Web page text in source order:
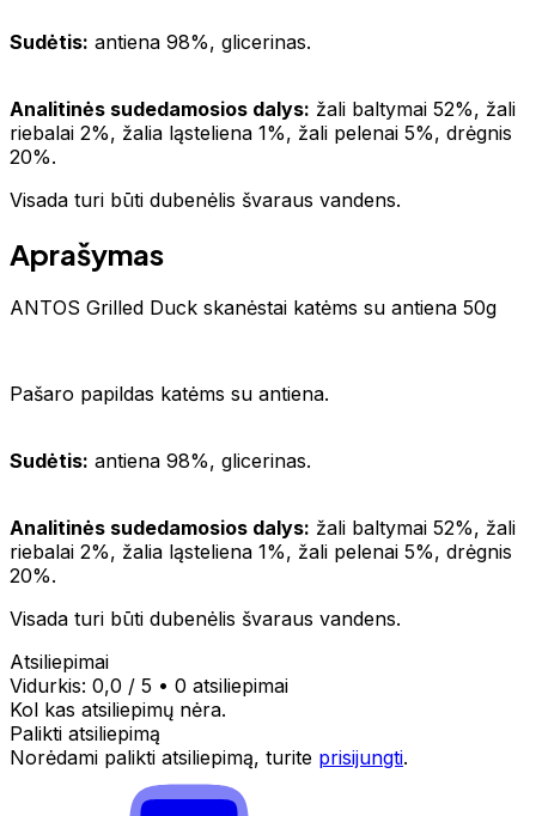
Sudėtis: antiena 98%, glicerinas.
Analitinės sudedamosios dalys: žali baltymai 52%, žali
riebalai 2%, žalia ląsteliena 1%, žali pelenai 5%, drėgnis
20%.
Visada turi būti dubenėlis švaraus vandens.
Aprašymas
ANTOS Grilled Duck skanėstai katėms su antiena 50g
Pašaro papildas katėms su antiena.
Sudėtis: antiena 98%, glicerinas.
Analitinės sudedamosios dalys: žali baltymai 52%, žali
riebalai 2%, žalia ląsteliena 1%, žali pelenai 5%, drėgnis
20%.
Visada turi būti dubenėlis švaraus vandens.
Atsiliepimai
Vidurkis: 0,0 / 5 • 0 atsiliepimai
Kol kas atsiliepimų nėra.
Palikti atsiliepimą
Norėdami palikti atsiliepimą, turite prisijungti.